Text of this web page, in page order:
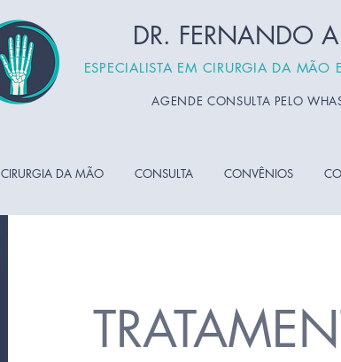
DR. FERNANDO
ESPECIALISTA EM CIRURGIA DA MÃO
AGENDE CONSULTA PELO
CIRURGIA DA MÃO CONSULTA CONVÊNIOS